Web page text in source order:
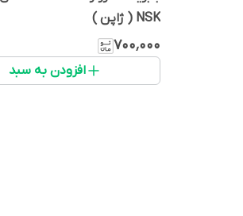
NSK ( ژاپن )
۷۰۰٬۰۰۰
افزودن به سبد